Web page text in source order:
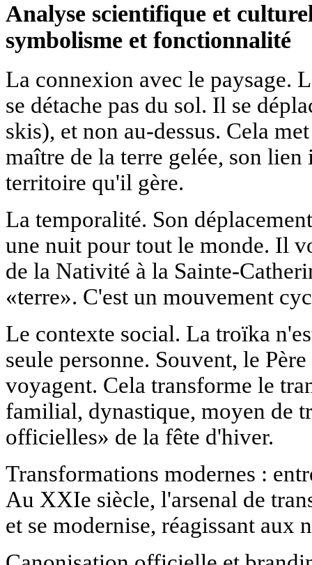
Analyse scientifique et
symbolisme et fonctionnalité
La connexion avec le paysage.
se détache pas du sol. Il se
skis), et non au-dessus. Cela
maître de la terre gelée, son
territoire qu'il gère.
La temporalité. Son
une nuit pour tout le monde. Il
de la Nativité à la Sainte-
«terre». C'est un mouvement
Le contexte social. La troïka
seule personne. Souvent, le
voyagent. Cela transforme le
familial, dynastique, moyen de
officielles» de la fête d'hiver.
Transformations modernes :
Au XXIe siècle, l'arsenal de
et se modernise, réagissant aux